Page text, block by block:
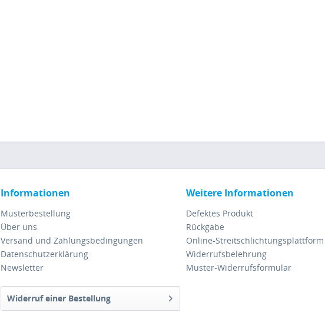
Informationen
Musterbestellung
Über uns
Versand und Zahlungsbedingungen
Datenschutzerklärung
Newsletter
Widerruf einer Bestellung
Weitere Informationen
Defektes Produkt
Rückgabe
Online-Streitschlichtungsplattform
Widerrufsbelehrung
Muster-Widerrufsformular